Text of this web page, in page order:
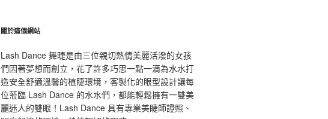
關於這個網站
Lash Dance 舞睫是由三位親切熱情美麗活潑的女孩
們因著夢想而創立，花了許多巧思一點一滴為水水打
造安全舒適溫馨的植睫環境，客製化的眼型設計讓每
位蒞臨 Lash Dance 的水水們，都能輕鬆擁有一雙美
麗迷人的雙眼！Lash Dance 具有專業美睫師證照、